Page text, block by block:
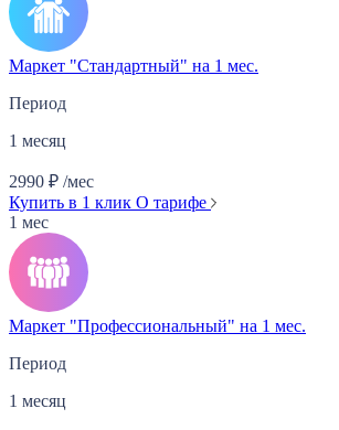
Маркет "Стандартный" на 1 мес.
Период
1 месяц
2990 ₽ /мес
Купить в 1 клик О тарифе
1 мес
Маркет "Профессиональный" на 1 мес.
Период
1 месяц